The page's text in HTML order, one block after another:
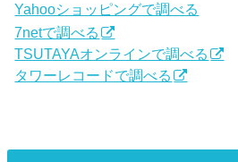
Yahooショッピングで調べる
7netで調べる
TSUTAYAオンラインで調べる
タワーレコードで調べる